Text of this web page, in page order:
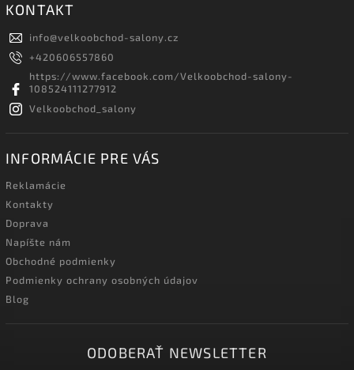
KONTAKT
info@velkoobchod-salony.cz
+420606557860
https://www.facebook.com/Velkoobchod-salony-
108524111277912
Velkoobchod_salony
INFORMÁCIE PRE VÁS
Reklamácie
Kontakty
Doprava
Napíšte nám
Obchodné podmienky
Podmienky ochrany osobných údajov
Blog
ODOBERAŤ NEWSLETTER